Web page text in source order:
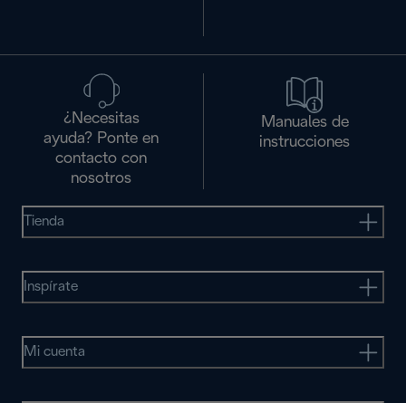
¿Necesitas
ayuda? Ponte en
contacto con
nosotros
Manuales de
instrucciones
Tienda
Inspírate
Mi cuenta